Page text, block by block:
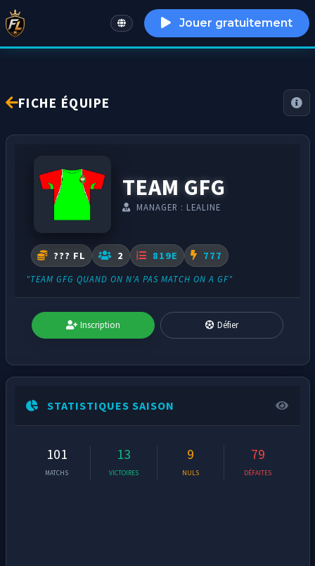
English Jouer gratuitement
FICHE ÉQUIPE
TEAM GFG
MANAGER : LEALINE
??? FL 2 819E 777
"TEAM GFG QUAND ON N'A PAS MATCH ON A GF"
Inscription Défier
STATISTIQUES SAISON
101
MATCHS
13
VICTOIRES
9
NULS
79
DÉFAITES